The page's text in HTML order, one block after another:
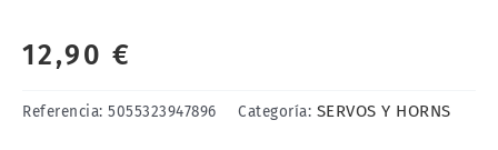
12,90 €
Referencia: 5055323947896 Categoría: SERVOS Y HORNS